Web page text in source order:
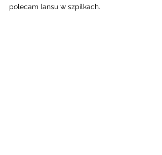
polecam lansu w szpilkach.